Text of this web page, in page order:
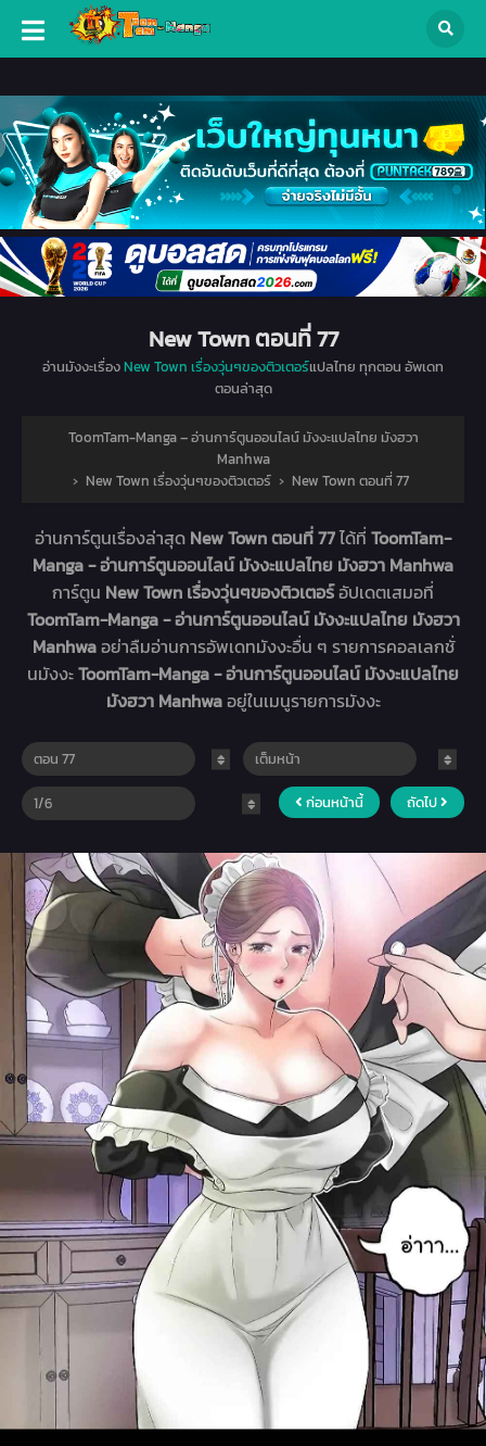
New Town ตอนที่ 77
อ่านมังงะเรื่องNew Town เรื่องวุ่นๆของติวเตอร์แปลไทย ทุกตอน อัพเดท
ตอนล่าสุด
ToomTam-Manga – อ่านการ์ตูนออนไลน์ มังงะแปลไทย มังฮวา
Manhwa
› New Town เรื่องวุ่นๆของติวเตอร์ › New Town ตอนที่ 77
อ่านการ์ตูนเรื่องล่าสุด New Town ตอนที่ 77ได้ที่ ToomTam-
Manga - อ่านการ์ตูนออนไลน์ มังงะแปลไทย มังฮวา Manhwa
การ์ตูน New Town เรื่องวุ่นๆของติวเตอร์อัปเดตเสมอที่
ToomTam-Manga - อ่านการ์ตูนออนไลน์ มังงะแปลไทย มังฮวา
Manhwaอย่าลืมอ่านการอัพเดทมังงะอื่น ๆ รายการคอลเลกชั่
นมังงะToomTam-Manga - อ่านการ์ตูนออนไลน์ มังงะแปลไทย
มังฮวา Manhwaอยู่ในเมนูรายการมังงะ
ก่อนหน้านี้ ถัดไป